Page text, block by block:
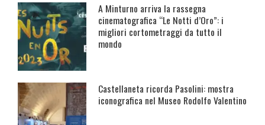
A Minturno arriva la rassegna
cinematografica “Le Notti d’Oro”: i
migliori cortometraggi da tutto il
mondo
Castellaneta ricorda Pasolini: mostra
iconografica nel Museo Rodolfo Valentino